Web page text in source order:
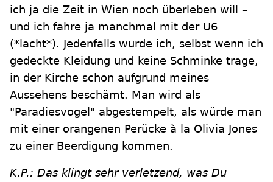
ich ja die Zeit in Wien noch überleben will –
und ich fahre ja manchmal mit der U6
(*lacht*). Jedenfalls wurde ich, selbst wenn ich
gedeckte Kleidung und keine Schminke trage,
in der Kirche schon aufgrund meines
Aussehens beschämt. Man wird als
"Paradiesvogel" abgestempelt, als würde man
mit einer orangenen Perücke à la Olivia Jones
zu einer Beerdigung kommen.
K.P.: Das klingt sehr verletzend, was Du